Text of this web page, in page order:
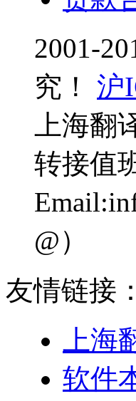
2001-
究！
沪
上海翻
转接值
@）
友情链接：
上海
软件